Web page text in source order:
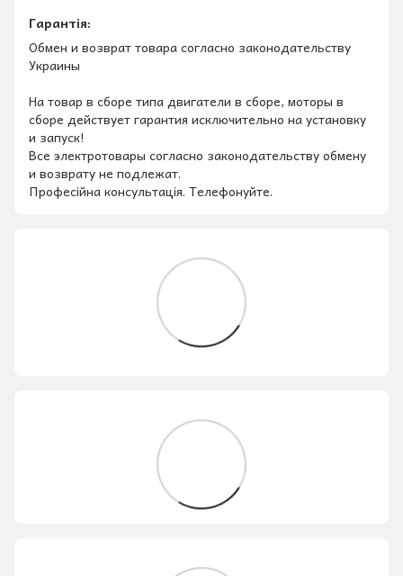
Гарантія:
Обмен и возврат товара согласно законодательству
Украины
На товар в сборе типа двигатели в сборе, моторы в
сборе действует гарантия исключительно на установку
и запуск!
Все электротовары согласно законодательству обмену
и возврату не подлежат.
Професійна консультація. Телефонуйте.